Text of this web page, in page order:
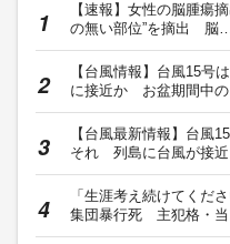
【速報】女性の脳腫瘍
の無い部位”を摘出 脳
【台風情報】台風15号
に接近か お盆期間中
【台風最新情報】台風
それ 列島に台風が接
「生涯考え続けてくだ
集団暴行死 主犯格・